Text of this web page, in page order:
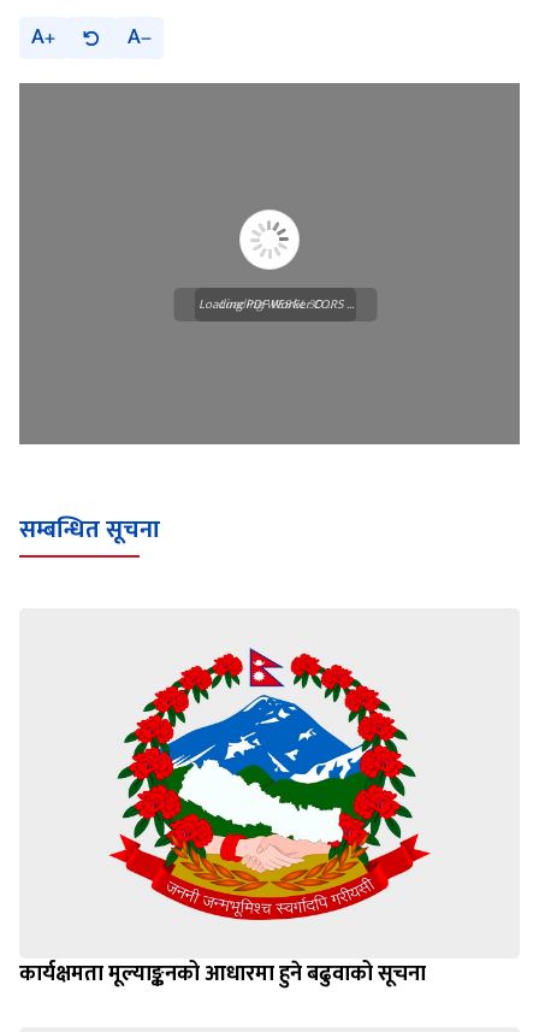
A A
Loading WEBGL 3D ...
Loading PDF Worker CORS ...
सम्बन्धित सूचना
कार्यक्षमता मूल्याङ्कनको आधारमा हुने बढुवाको सूचना